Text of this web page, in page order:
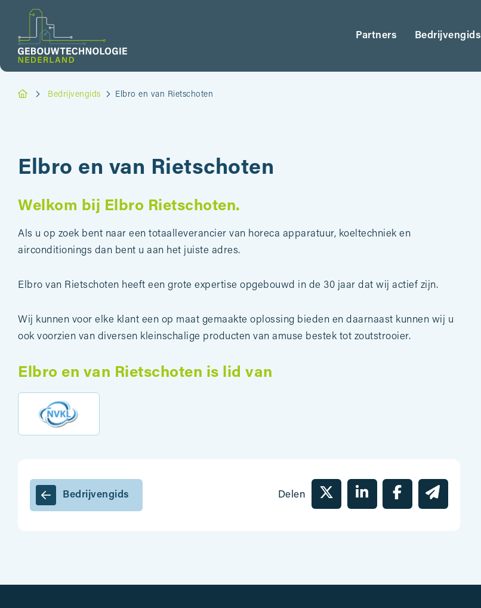
Partners Bedrijvengids
Bedrijvengids Elbro en van Rietschoten
Elbro en van Rietschoten
Welkom bij Elbro Rietschoten.
Als u op zoek bent naar een totaalleverancier van horeca apparatuur, koeltechniek en
airconditionings dan bent u aan het juiste adres.
Elbro van Rietschoten heeft een grote expertise opgebouwd in de 30 jaar dat wij actief zijn.
Wij kunnen voor elke klant een op maat gemaakte oplossing bieden en daarnaast kunnen wij u
ook voorzien van diversen kleinschalige producten van amuse bestek tot zoutstrooier.
Elbro en van Rietschoten is lid van
Bedrijvengids Delen